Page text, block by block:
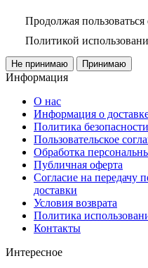
Продолжая
Политикой
Не принимаю Принимаю
Информация
О нас
Информация о
Политика безопасности
Пользовательское
Обработка
Публичная оферта
Согласие на передачу
доставки
Условия возврата
Политика
Контакты
Интересное